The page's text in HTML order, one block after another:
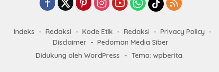
Indeks Redaksi Kode Etik Redaksi
Privacy Policy
Disclaimer
Pedoman Media Siber
Didukung oleh WordPress
- Tema: wpberita.